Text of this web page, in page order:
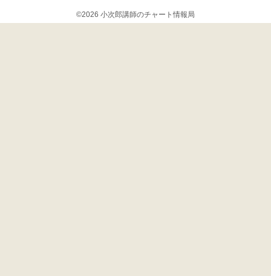
©2026 小次郎講師のチャート情報局